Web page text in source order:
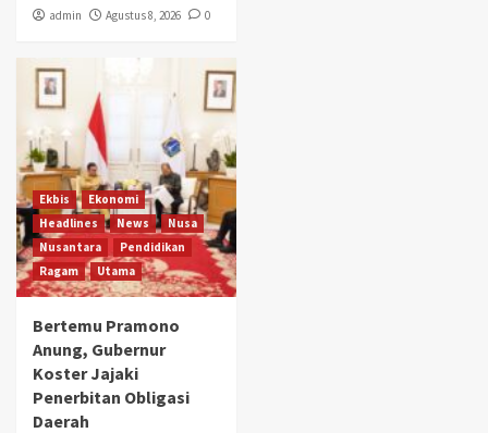
admin Agustus 8, 2026 0
Ekbis
Ekonomi
Headlines
News
Nusa
Nusantara
Pendidikan
Ragam
Utama
Bertemu Pramono
Anung, Gubernur
Koster Jajaki
Penerbitan Obligasi
Daerah